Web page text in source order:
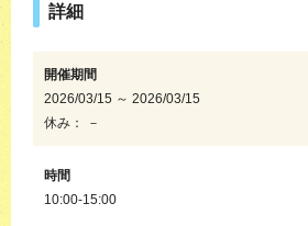
詳細
開催期間
2026/03/15 ～ 2026/03/15
休み： －
時間
10:00-15:00